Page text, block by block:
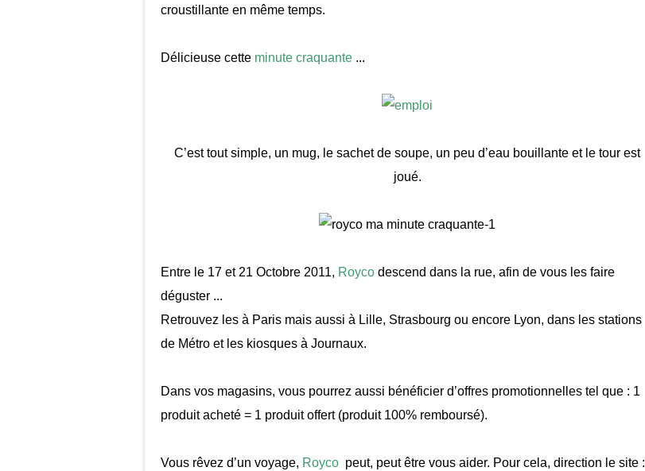
croustillante en même temps.
Délicieuse cette minute craquante ...
C’est tout simple, un mug, le sachet de soupe, un peu d’eau bouillante et le tour est
joué.
Entre le 17 et 21 Octobre 2011, Royco descend dans la rue, afin de vous les faire
déguster ...
Retrouvez les à Paris mais aussi à Lille, Strasbourg ou encore Lyon, dans les stations
de Métro et les kiosques à Journaux.
Dans vos magasins, vous pourrez aussi bénéficier d’offres promotionnelles tel que : 1
produit acheté = 1 produit offert (produit 100% remboursé).
Vous rêvez d’un voyage, Royco peut, peut être vous aider. Pour cela, direction le site :